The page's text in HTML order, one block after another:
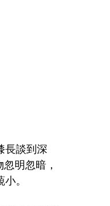
長談到深
明忽暗，
。